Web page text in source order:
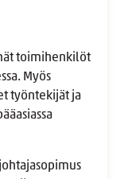
toimihenkilöt
Myös
työntekijät ja